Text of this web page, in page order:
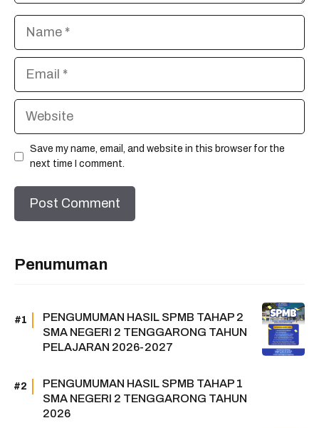
Save my name, email, and website in this browser for the
next time I comment.
Penumuman
PENGUMUMAN HASIL SPMB TAHAP 2
SMA NEGERI 2 TENGGARONG TAHUN
PELAJARAN 2026-2027
PENGUMUMAN HASIL SPMB TAHAP 1
SMA NEGERI 2 TENGGARONG TAHUN
2026